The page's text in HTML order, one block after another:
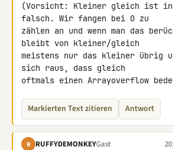
(Vorsicht: Kleiner gleich ist in
falsch. Wir fangen bei 0 zu
zählen an und wenn man das
bleibt von kleiner/gleich
meistens nur das kleiner übrig
sich raus, dass gleich
oftmals einen Arrayoverflow
Markierten Text zitieren Antwort
R RUFFYDEMONKEYGast